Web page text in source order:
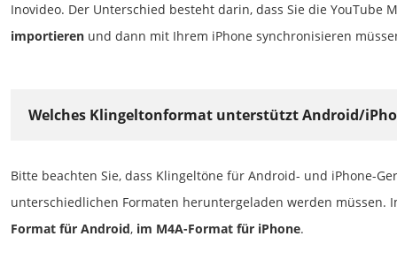
Inovideo. Der Unterschied besteht darin, dass Sie die YouTube
importieren und dann mit Ihrem iPhone synchronisieren
Welches Klingeltonformat unterstützt Android/
Bitte beachten Sie, dass Klingeltöne für Android- und iPhone-
unterschiedlichen Formaten heruntergeladen werden müssen.
Format für Android, im M4A-Format für iPhone.